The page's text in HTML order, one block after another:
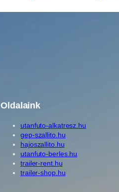
Oldalaink
utanfuto-alkatresz.hu
gep-szallito.hu
hajoszallito.hu
utanfuto-berles.hu
trailer-rent.hu
trailer-shop.hu